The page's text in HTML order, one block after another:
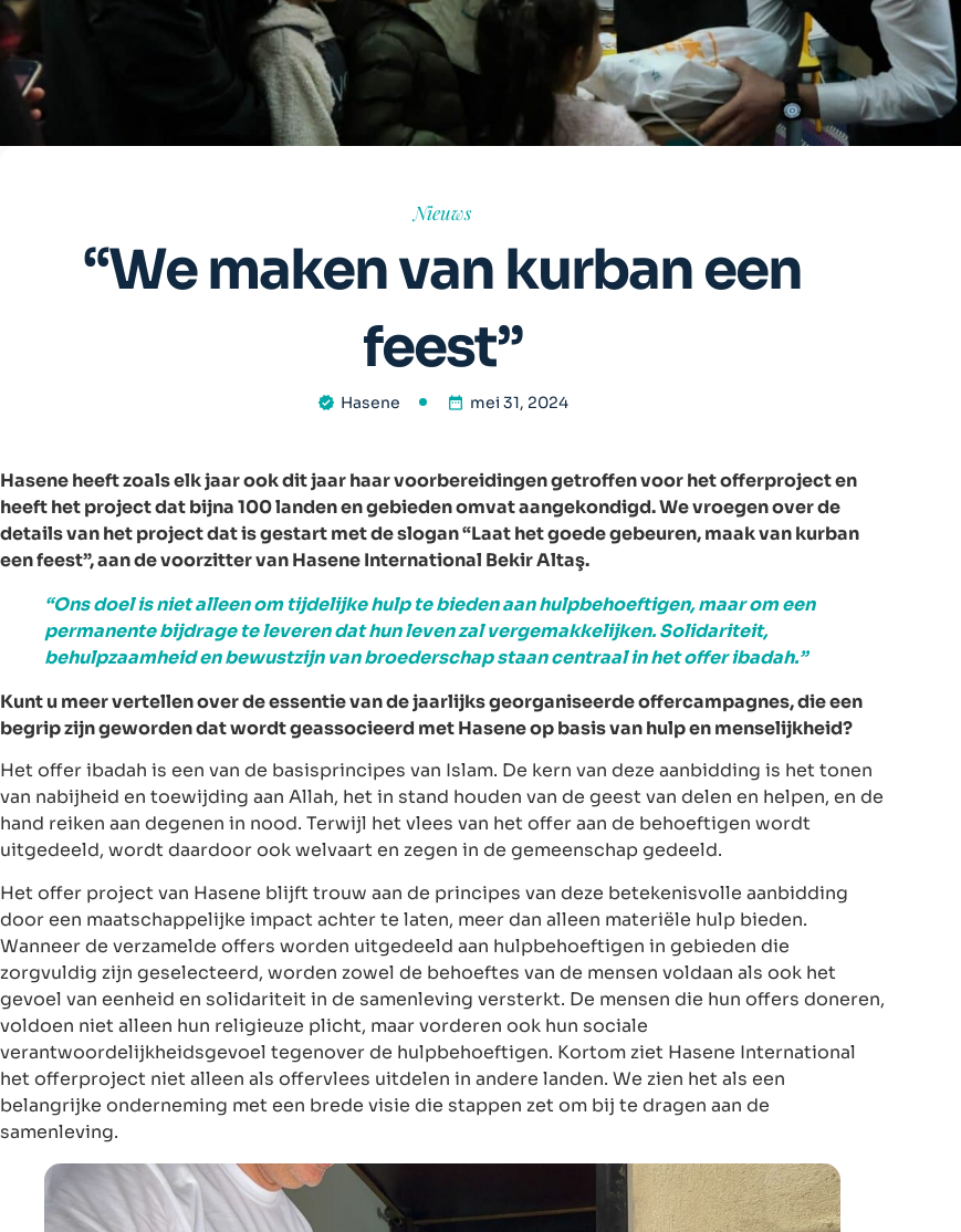
Nieuws
“We maken van kurban een
feest”
Hasene mei 31, 2024
Hasene heeft zoals elk jaar ook dit jaar haar voorbereidingen getroffen voor het offerproject en
heeft het project dat bijna 100 landen en gebieden omvat aangekondigd. We vroegen over de
details van het project dat is gestart met de slogan “Laat het goede gebeuren, maak van kurban
een feest”, aan de voorzitter van Hasene International Bekir Altaş.
“Ons doel is niet alleen om tijdelijke hulp te bieden aan hulpbehoeftigen, maar om een
permanente bijdrage te leveren dat hun leven zal vergemakkelijken. Solidariteit,
behulpzaamheid en bewustzijn van broederschap staan centraal in het offer ibadah.”
Kunt u meer vertellen over de essentie van de jaarlijks georganiseerde offercampagnes, die een
begrip zijn geworden dat wordt geassocieerd met Hasene op basis van hulp en menselijkheid?
Het offer ibadah is een van de basisprincipes van Islam. De kern van deze aanbidding is het tonen
van nabijheid en toewijding aan Allah, het in stand houden van de geest van delen en helpen, en de
hand reiken aan degenen in nood. Terwijl het vlees van het offer aan de behoeftigen wordt
uitgedeeld, wordt daardoor ook welvaart en zegen in de gemeenschap gedeeld.
Het offer project van Hasene blijft trouw aan de principes van deze betekenisvolle aanbidding
door een maatschappelijke impact achter te laten, meer dan alleen materiële hulp bieden.
Wanneer de verzamelde offers worden uitgedeeld aan hulpbehoeftigen in gebieden die
zorgvuldig zijn geselecteerd, worden zowel de behoeftes van de mensen voldaan als ook het
gevoel van eenheid en solidariteit in de samenleving versterkt. De mensen die hun offers doneren,
voldoen niet alleen hun religieuze plicht, maar vorderen ook hun sociale
verantwoordelijkheidsgevoel tegenover de hulpbehoeftigen. Kortom ziet Hasene International
het offerproject niet alleen als offervlees uitdelen in andere landen. We zien het als een
belangrijke onderneming met een brede visie die stappen zet om bij te dragen aan de
samenleving.